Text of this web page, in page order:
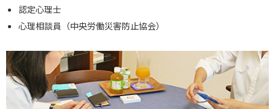
認定心理士
心理相談員（中央労働災害防止協会）